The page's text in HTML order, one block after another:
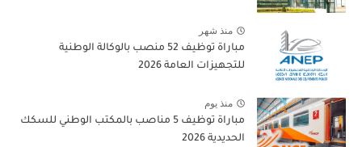
منذ شهر
مباراة توظيف 52 منصب بالوكالة الوطنية
للتجهيزات العامة 2026
منذ يوم
مباراة توظيف 5 مناصب بالمكتب الوطني للسكك
الحديدية 2026